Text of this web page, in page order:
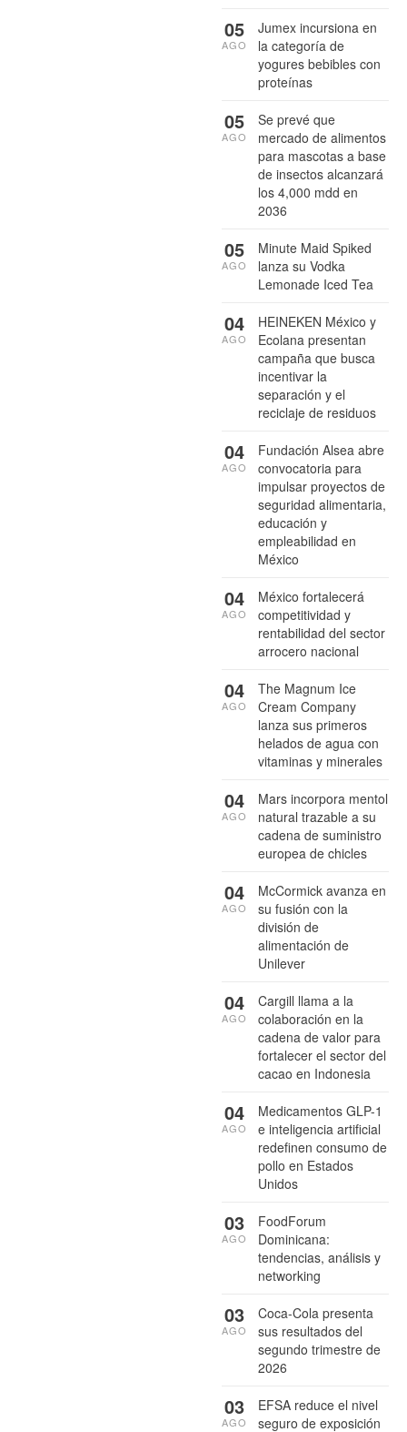
Jumex incursiona en
la categoría de
yogures bebibles con
proteínas
05
AGO
Se prevé que
mercado de alimentos
para mascotas a base
de insectos alcanzará
los 4,000 mdd en
2036
05
AGO
Minute Maid Spiked
lanza su Vodka
Lemonade Iced Tea
05
AGO
HEINEKEN México y
Ecolana presentan
campaña que busca
incentivar la
separación y el
reciclaje de residuos
04
AGO
Fundación Alsea abre
convocatoria para
impulsar proyectos de
seguridad alimentaria,
educación y
empleabilidad en
México
04
AGO
México fortalecerá
competitividad y
rentabilidad del sector
arrocero nacional
04
AGO
The Magnum Ice
Cream Company
lanza sus primeros
helados de agua con
vitaminas y minerales
04
AGO
Mars incorpora mentol
natural trazable a su
cadena de suministro
europea de chicles
04
AGO
McCormick avanza en
su fusión con la
división de
alimentación de
Unilever
04
AGO
Cargill llama a la
colaboración en la
cadena de valor para
fortalecer el sector del
cacao en Indonesia
04
AGO
Medicamentos GLP-1
e inteligencia artificial
redefinen consumo de
pollo en Estados
Unidos
04
AGO
FoodForum
Dominicana:
tendencias, análisis y
networking
03
AGO
Coca-Cola presenta
sus resultados del
segundo trimestre de
2026
03
AGO
EFSA reduce el nivel
seguro de exposición
03
AGO